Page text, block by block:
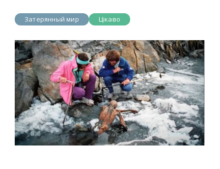
Затерянный мир Цікаво